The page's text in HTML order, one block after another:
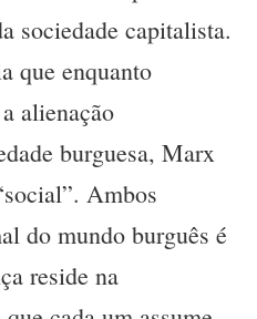
sociedade capitalista.
que enquanto
alienação
burguesa, Marx
Ambos
do mundo burguês é
reside na